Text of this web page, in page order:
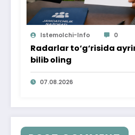
Istemolchi-Info 0
Radarlar to‘g‘risida
bilib oling
07.08.2026